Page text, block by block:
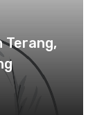
Terang,